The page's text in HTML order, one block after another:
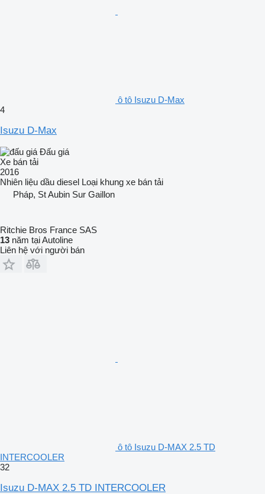
ô tô Isuzu D-Max
4
Isuzu D-Max
Đấu giá
Xe bán tải
2016
Nhiên liệu dầu diesel Loại khung xe bán tải
Pháp, St Aubin Sur Gaillon
Ritchie Bros France SAS
13 năm tại Autoline
Liên hệ với người bán
ô tô Isuzu D-MAX 2.5 TD
INTERCOOLER
32
Isuzu D-MAX 2.5 TD INTERCOOLER